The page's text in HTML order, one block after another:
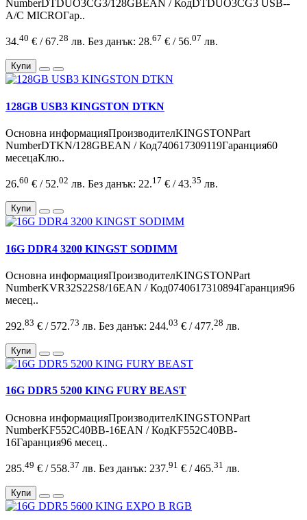
NumberDTDUO3CG3/128GBEAN / КодDTDUO3CG3 USB--
A/C MICROГар..
34.40 € / 67.28 лв. Без данък: 28.67 € / 56.07 лв.
Купи
128GB USB3 KINGSTON DTKN
Основна информацияПроизводителKINGSTONPart
NumberDTKN/128GBEAN / Код740617309119Гаранция60
месецаКлю..
26.60 € / 52.02 лв. Без данък: 22.17 € / 43.35 лв.
Купи
16G DDR4 3200 KINGST SODIMM
Основна информацияПроизводителKINGSTONPart
NumberKVR32S22S8/16EAN / Код0740617310894Гаранция96
месец..
292.83 € / 572.73 лв. Без данък: 244.03 € / 477.28 лв.
Купи
16G DDR5 5200 KING FURY BEAST
Основна информацияПроизводителKINGSTONPart
NumberKF552C40BB-16EAN / КодKF552C40BB-
16Гаранция96 месец..
285.49 € / 558.37 лв. Без данък: 237.91 € / 465.31 лв.
Купи